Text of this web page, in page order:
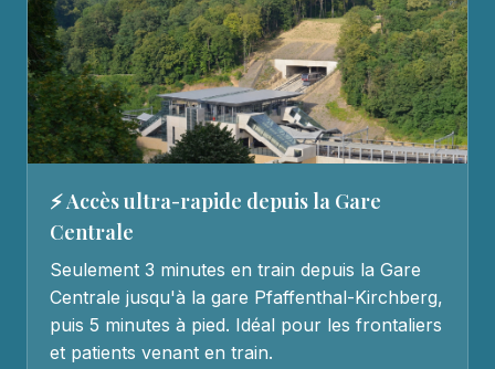
⚡ Accès ultra-rapide depuis la Gare
Centrale
Seulement 3 minutes en train depuis la Gare
Centrale jusqu'à la gare Pfaffenthal-Kirchberg,
puis 5 minutes à pied. Idéal pour les frontaliers
et patients venant en train.